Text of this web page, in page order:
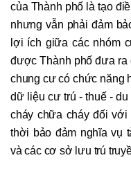
của Thành phố là tạo
nhưng vẫn phải đảm
lợi ích giữa các nhóm
được Thành phố đưa ra
chung cư có chức năng
dữ liệu cư trú - thuế -
cháy chữa cháy đối với
thời bảo đảm nghĩa vụ
và các cơ sở lưu trú